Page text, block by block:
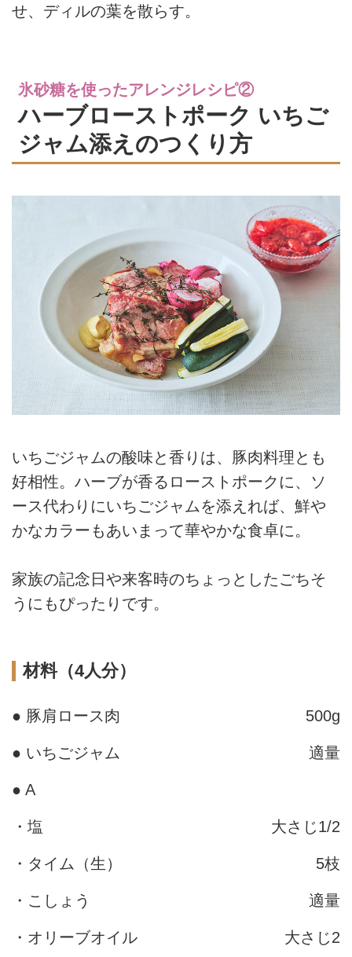
せ、ディルの葉を散らす。
氷砂糖を使ったアレンジレシピ②
ハーブローストポーク いちご
ジャム添えのつくり方
いちごジャムの酸味と香りは、豚肉料理とも
好相性。ハーブが香るローストポークに、ソ
ース代わりにいちごジャムを添えれば、鮮や
かなカラーもあいまって華やかな食卓に。
家族の記念日や来客時のちょっとしたごちそ
うにもぴったりです。
材料（4人分）
● 豚肩ロース肉 500g
● いちごジャム 適量
● A
・塩 大さじ1/2
・タイム（生） 5枝
・こしょう 適量
・オリーブオイル 大さじ2